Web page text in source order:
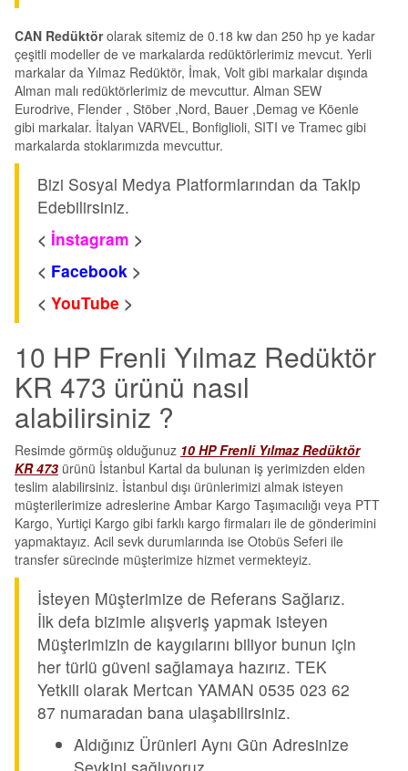
CAN Redüktörolarak sitemiz de 0.18 kw dan 250 hp ye kadar
çeşitli modeller de ve markalarda redüktörlerimiz mevcut. Yerli
markalar da Yılmaz Redüktör, İmak, Volt gibi markalar dışında
Alman malı redüktörlerimiz de mevcuttur. Alman SEW
Eurodrive, Flender , Stöber ,Nord, Bauer ,Demag ve Köenle
gibi markalar. İtalyan VARVEL, Bonfiglioli, SITI ve Tramec gibi
markalarda stoklarımızda mevcuttur.
Bizi Sosyal Medya Platformlarından da Takip
Edebilirsiniz.
< İnstagram >
< Facebook >
< YouTube >
10 HP Frenli Yılmaz Redüktör
KR 473 ürünü nasıl
alabilirsiniz ?
Resimde görmüş olduğunuz 10 HP Frenli Yılmaz Redüktör
KR 473 ürünü İstanbul Kartal da bulunan iş yerimizden elden
teslim alabilirsiniz. İstanbul dışı ürünlerimizi almak isteyen
müşterilerimize adreslerine Ambar Kargo Taşımacılığı veya PTT
Kargo, Yurtiçi Kargo gibi farklı kargo firmaları ile de gönderimini
yapmaktayız. Acil sevk durumlarında ise Otobüs Seferi ile
transfer sürecinde müşterimize hizmet vermekteyiz.
İsteyen Müşterimize de Referans Sağlarız.
İlk defa bizimle alışveriş yapmak isteyen
Müşterimizin de kaygılarını biliyor bunun için
her türlü güveni sağlamaya hazırız. TEK
Yetkili olarak Mertcan YAMAN 0535 023 62
87 numaradan bana ulaşabilirsiniz.
Aldığınız Ürünleri Aynı Gün Adresinize
Sevkini sağlıyoruz.